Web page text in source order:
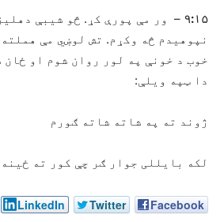
۹:۱۵ – ور مې پورې کړ. څو شیبې
نپوهیدم څه وکړم. تش لوښي مې
خوب د خونې په لور روان شوم او
دا ټپه ویلې:
ژوند ته په شاته شاته ګورم
لکه بایللی جوار ګر چې کور ته ځینه
Facebook
Twitter
LinkedIn